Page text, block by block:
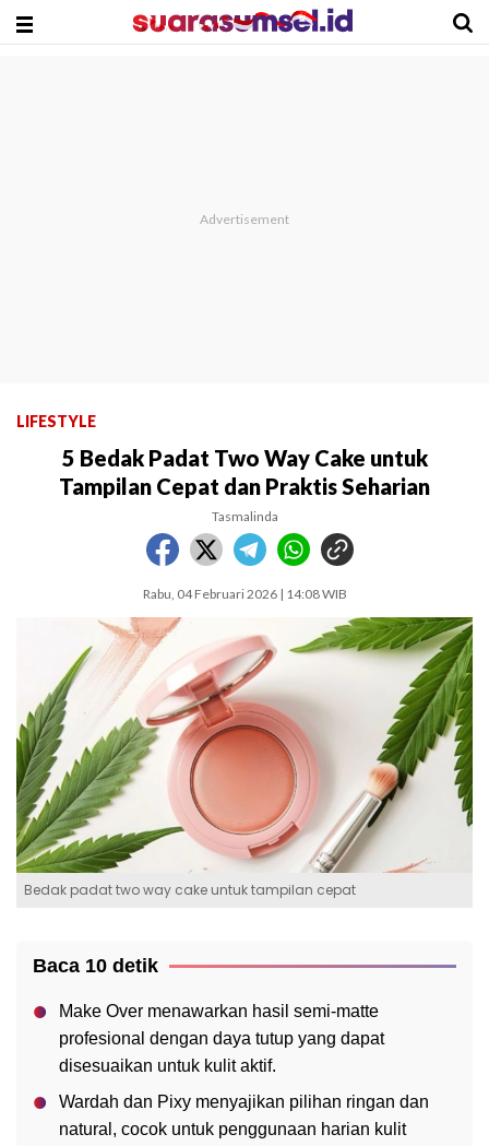
LIFESTYLE
5 Bedak Padat Two Way Cake untuk
Tampilan Cepat dan Praktis Seharian
Tasmalinda
Rabu, 04 Februari 2026 | 14:08 WIB
Bedak padat two way cake untuk tampilan cepat
Baca 10 detik
Make Over menawarkan hasil semi-matte
profesional dengan daya tutup yang dapat
disesuaikan untuk kulit aktif.
Wardah dan Pixy menyajikan pilihan ringan dan
natural, cocok untuk penggunaan harian kulit